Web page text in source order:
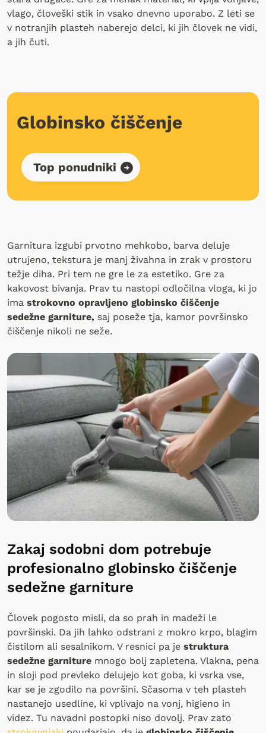
vlago, človeški stik in vsako dnevno uporabo. Z leti se
v notranjih plasteh naberejo delci, ki jih človek ne vidi,
a jih čuti.
Globinsko čiščenje
Top ponudniki
Garnitura izgubi prvotno mehkobo, barva deluje
utrujeno, tekstura je manj živahna in zrak v prostoru
težje diha. Pri tem ne gre le za estetiko. Gre za
kakovost bivanja. Prav tu nastopi odločilna vloga, ki jo
ima strokovno opravljeno globinsko čiščenje
sedežne garniture, saj poseže tja, kamor površinsko
čiščenje nikoli ne seže.
Zakaj sodobni dom potrebuje
profesionalno globinsko čiščenje
sedežne garniture
Človek pogosto misli, da so prah in madeži le
površinski. Da jih lahko odstrani z mokro krpo, blagim
čistilom ali sesalnikom. V resnici pa je struktura
sedežne garniture mnogo bolj zapletena. Vlakna, pena
in sloji pod prevleko delujejo kot goba, ki vsrka vse,
kar se je zgodilo na površini. Sčasoma v teh plasteh
nastanejo usedline, ki vplivajo na vonj, higieno in
videz. Tu navadni postopki niso dovolj. Prav zato